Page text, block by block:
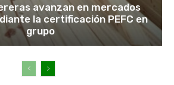
avanzan en mercados
la certificación PEFC en
grupo